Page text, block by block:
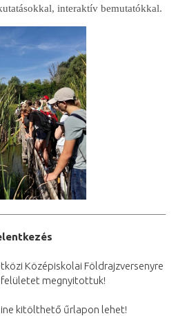
interaktív bemutatókkal.
Középiskolai Földrajzversenyre
felületet megnyitottuk!
kitölthető űrlapon lehet!